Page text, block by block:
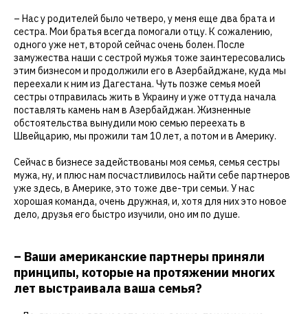
– Нас у родителей было четверо, у меня еще два брата и
сестра. Мои братья всегда помогали отцу. К сожалению,
одного уже нет, второй сейчас очень болен. После
замужества наши с сестрой мужья тоже заинтересовались
этим бизнесом и продолжили его в Азербайджане, куда мы
переехали к ним из Дагестана. Чуть позже семья моей
сестры отправилась жить в Украину и уже оттуда начала
поставлять камень нам в Азербайджан. Жизненные
обстоятельства вынудили мою семью переехать в
Швейцарию, мы прожили там 10 лет, а потом и в Америку.
Сейчас в бизнесе задействованы моя семья, семья сестры
мужа, ну, и плюс нам посчастливилось найти себе партнеров
уже здесь, в Америке, это тоже две-три семьи. У нас
хорошая команда, очень дружная, и, хотя для них это новое
дело, друзья его быстро изучили, оно им по душе.
– Ваши американские партнеры приняли
принципы, которые на протяжении многих
лет выстраивала ваша семья?